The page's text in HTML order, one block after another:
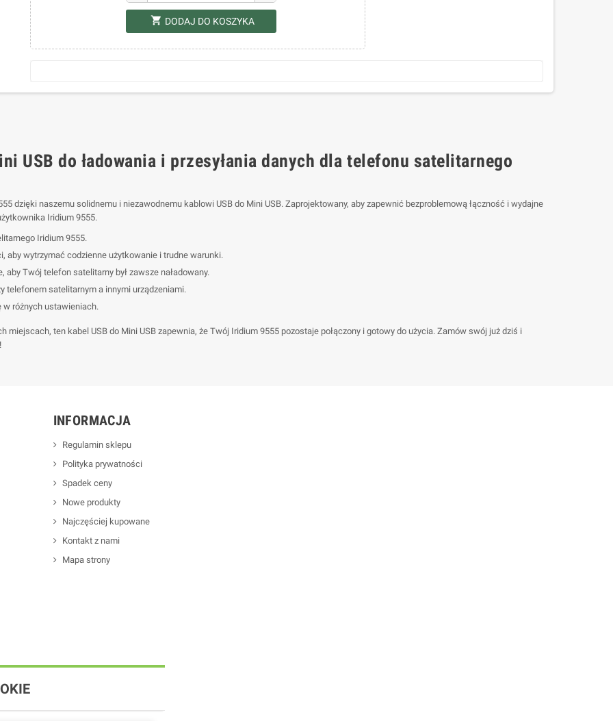
shopping_cart DODAJ DO KOSZYKA
USB do ładowania i przesyłania danych dla telefonu satelitarnego
dzięki naszemu solidnemu i niezawodnemu kablowi USB do Mini USB. Zaprojektowany, aby zapewnić bezproblemową łączność i wydajne
Iridium 9555.
Iridium 9555.
aby wytrzymać codzienne użytkowanie i trudne warunki.
aby Twój telefon satelitarny był zawsze naładowany.
telefonem satelitarnym a innymi urządzeniami.
w różnych ustawieniach.
miejscach, ten kabel USB do Mini USB zapewnia, że Twój Iridium 9555 pozostaje połączony i gotowy do użycia. Zamów swój już dziś i
INFORMACJA
Regulamin sklepu
Polityka prywatności
Spadek ceny
Nowe produkty
Najczęściej kupowane
Kontakt z nami
Mapa strony